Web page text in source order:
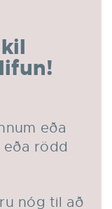
eða
rödd
nóg til að